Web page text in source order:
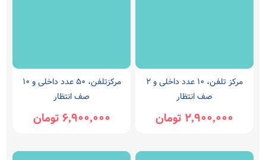
مرکز تلفن، 10 عدد داخلی و 2
صف انتظار
2,900,000 تومان
مرکزتلفن، 50 عدد داخلی و 10
صف انتظار
6,900,000 تومان